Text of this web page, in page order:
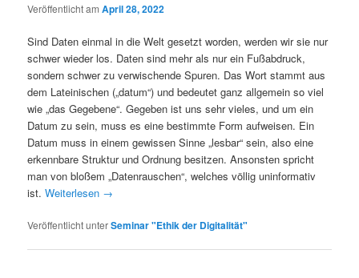
Veröffentlicht amApril 28, 2022
Sind Daten einmal in die Welt gesetzt worden, werden wir sie nur
schwer wieder los. Daten sind mehr als nur ein Fußabdruck,
sondern schwer zu verwischende Spuren. Das Wort stammt aus
dem Lateinischen („datum“) und bedeutet ganz allgemein so viel
wie „das Gegebene“. Gegeben ist uns sehr vieles, und um ein
Datum zu sein, muss es eine bestimmte Form aufweisen. Ein
Datum muss in einem gewissen Sinne „lesbar“ sein, also eine
erkennbare Struktur und Ordnung besitzen. Ansonsten spricht
man von bloßem „Datenrauschen“, welches völlig uninformativ
ist.Weiterlesen →
Veröffentlicht unterSeminar "Ethik der Digitalität"